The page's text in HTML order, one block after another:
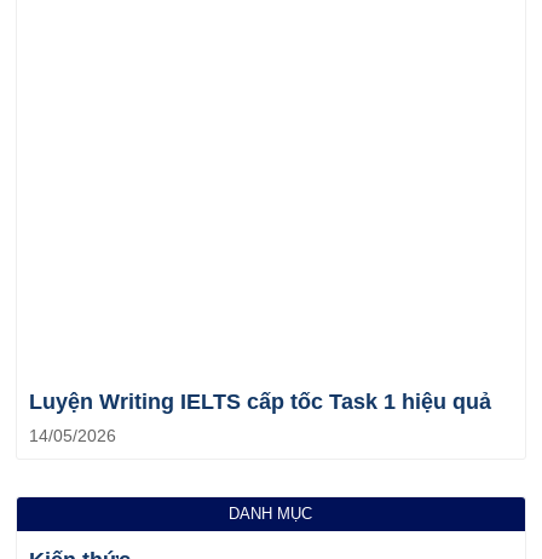
Luyện Writing IELTS cấp tốc Task 1 hiệu quả
14/05/2026
DANH MỤC